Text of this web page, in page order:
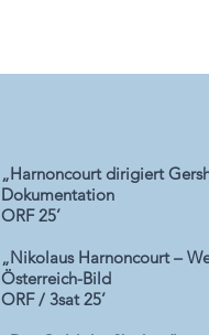
„Harnoncourt dirigiert
Dokumentation
ORF 25’
„Nikolaus Harnoncourt –
Österreich-Bild
ORF / 3sat 25’